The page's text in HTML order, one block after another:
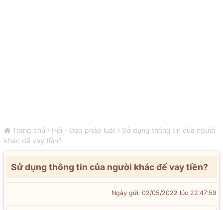
Trang chủ Hỏi - Đáp pháp luật
Sử dụng thông tin của người
khác để vay tiền?
Sử dụng thông tin của người khác để vay tiền?
Ngày gửi: 02/05/2022 lúc 22:47:59